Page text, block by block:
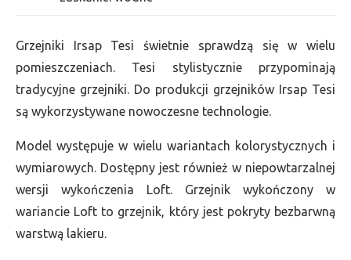
Grzejniki Irsap Tesi świetnie sprawdzą się w wielu
pomieszczeniach. Tesi stylistycznie przypominają
tradycyjne grzejniki. Do produkcji grzejników Irsap Tesi
są wykorzystywane nowoczesne technologie.
Model występuje w wielu wariantach kolorystycznych i
wymiarowych. Dostępny jest również w niepowtarzalnej
wersji wykończenia Loft. Grzejnik wykończony w
wariancie Loft to grzejnik, który jest pokryty bezbarwną
warstwą lakieru.